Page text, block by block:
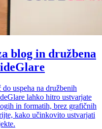
blog in družbena
uspeha na družbenih
lahko hitro ustvarjate
in formatih, brez grafičnih
kako učinkovito ustvarjati